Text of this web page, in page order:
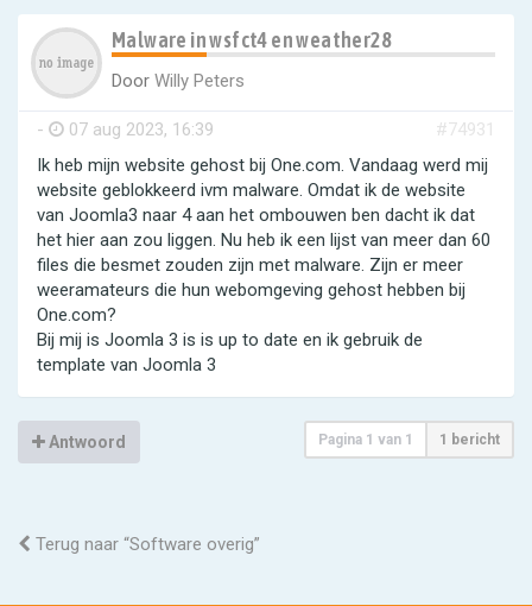
Malware in wsfct4 en weather28
Door Willy Peters
- 07 aug 2023, 16:39
#74931
Ik heb mijn website gehost bij One.com. Vandaag werd mij
website geblokkeerd ivm malware. Omdat ik de website
van Joomla3 naar 4 aan het ombouwen ben dacht ik dat
het hier aan zou liggen. Nu heb ik een lijst van meer dan 60
files die besmet zouden zijn met malware. Zijn er meer
weeramateurs die hun webomgeving gehost hebben bij
One.com?
Bij mij is Joomla 3 is is up to date en ik gebruik de
template van Joomla 3
Antwoord Pagina 1 van 1 1 bericht
Terug naar “Software overig”